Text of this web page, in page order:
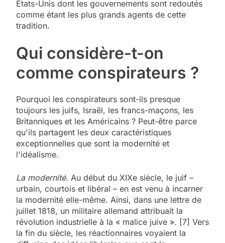
États-Unis dont les gouvernements sont redoutés
comme étant les plus grands agents de cette
tradition.
Qui considère-t-on
comme conspirateurs ?
Pourquoi les conspirateurs sont-ils presque
toujours les juifs, Israël, les francs-maçons, les
Britanniques et les Américains ? Peut-être parce
qu'ils partagent les deux caractéristiques
exceptionnelles que sont la modernité et
l'idéalisme.
La modernité. Au début du XIXe siècle, le juif –
urbain, courtois et libéral – en est venu à incarner
la modernité elle-même. Ainsi, dans une lettre de
juillet 1818, un militaire allemand attribuait la
révolution industrielle à la « malice juive ». [7] Vers
la fin du siècle, les réactionnaires voyaient la